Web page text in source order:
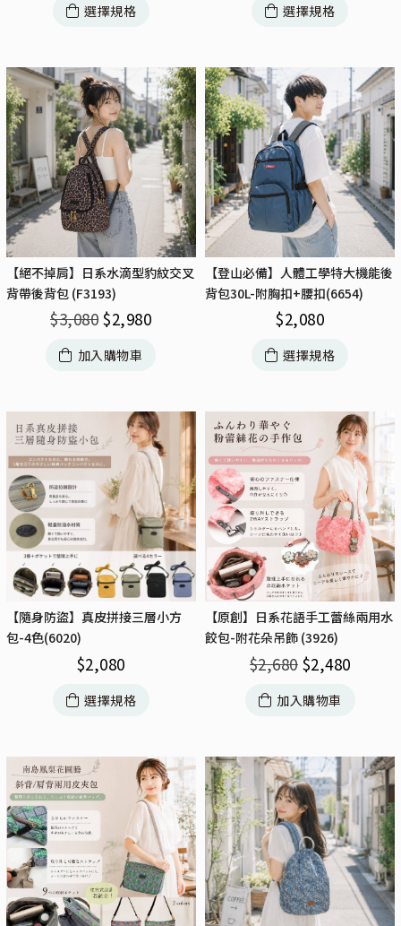
選擇規格 選擇規格
【絕不掉肩】日系水滴型豹紋交叉
背帶後背包 (F3193)
$3,080 $2,980
加入購物車
【登山必備】人體工學特大機能後
背包30L-附胸扣+腰扣(6654)
$2,080
選擇規格
【隨身防盜】真皮拼接三層小方
包-4色(6020)
$2,080
選擇規格
【原創】日系花語手工蕾絲兩用水
餃包-附花朵吊飾 (3926)
$2,680 $2,480
加入購物車